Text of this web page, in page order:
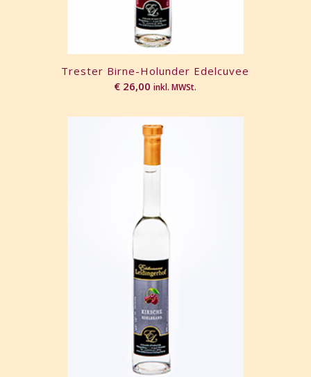
Trester Birne-Holunder Edelcuvee
€ 26,00 inkl. MWSt.